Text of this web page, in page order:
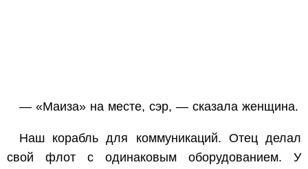
— «Маиза» на месте, сэр, — сказала женщина.
Наш корабль для коммуникаций. Отец делал
свой флот с одинаковым оборудованием. У